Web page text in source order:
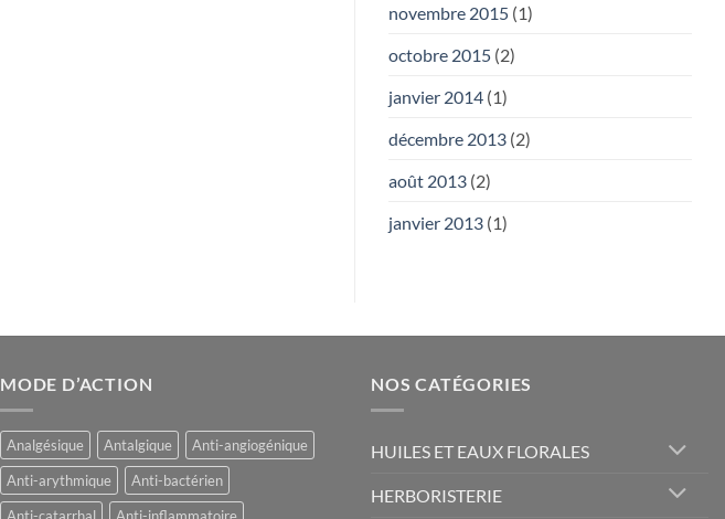
novembre 2015 (1)
octobre 2015 (2)
janvier 2014 (1)
décembre 2013 (2)
août 2013 (2)
janvier 2013 (1)
MODE D’ACTION
Analgésique Antalgique
Anti-angiogénique
Anti-arythmique
Anti-bactérien
NOS CATÉGORIES
HUILES ET EAUX FLORALES
HERBORISTERIE